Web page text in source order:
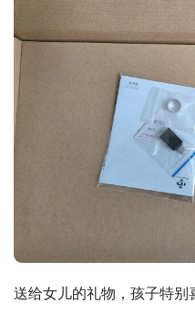
送给女儿的礼物，孩子特